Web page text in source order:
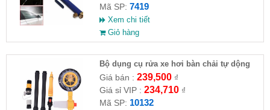
Mã SP: 7419
Xem chi tiết
Giỏ hàng
Bộ dụng cụ rửa xe hơi bàn chải tự dộng
kèm 10m ống nước
Giá bán : 239,500₫
Giá sỉ VIP : 234,710₫
Mã SP: 10132